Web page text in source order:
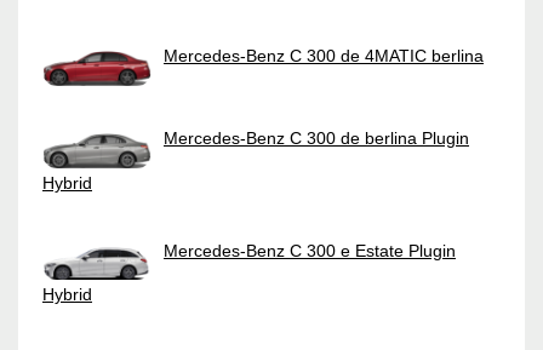
Mercedes-Benz C 300 de 4MATIC berlina
Mercedes-Benz C 300 de berlina Plugin
Hybrid
Mercedes-Benz C 300 e Estate Plugin
Hybrid